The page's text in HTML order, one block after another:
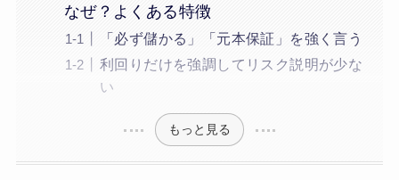
なぜ？よくある特徴
「必ず儲かる」「元本保証」を強く言う
利回りだけを強調してリスク説明が少な
い
もっと見る